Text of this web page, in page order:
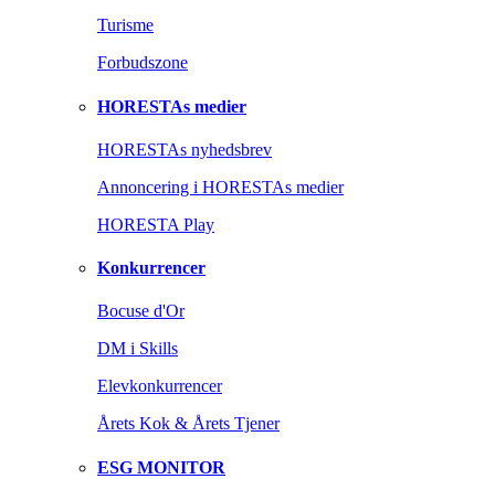
Turisme
Forbudszone
HORESTAs medier
HORESTAs nyhedsbrev
Annoncering i HORESTAs medier
HORESTA Play
Konkurrencer
Bocuse d'Or
DM i Skills
Elevkonkurrencer
Årets Kok & Årets Tjener
ESG MONITOR